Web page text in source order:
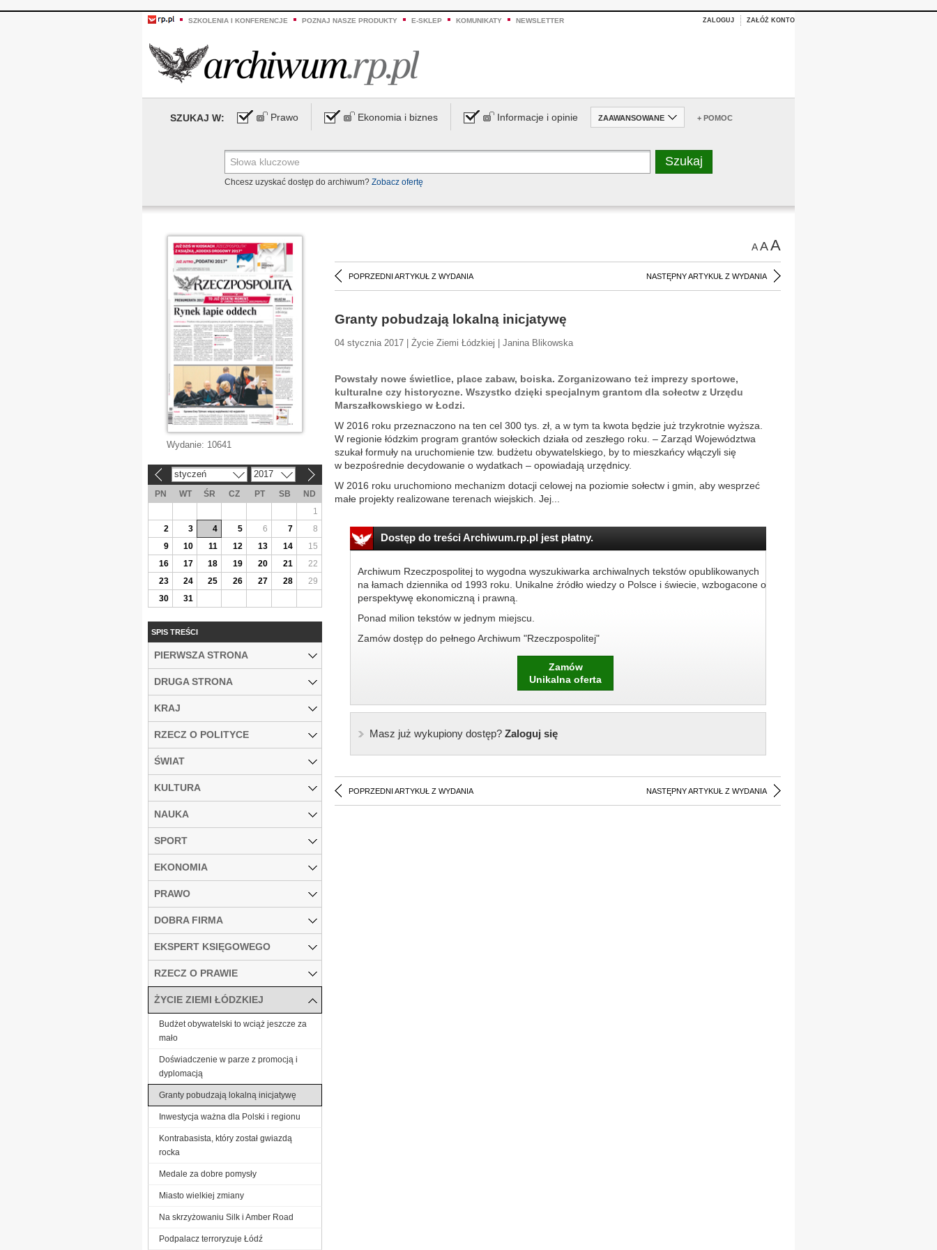
SZKOLENIA I KONFERENCJE POZNAJ NASZE PRODUKTY E-SKLEP KOMUNIKATY NEWSLETTER ZALOGUJ ZAŁÓŻ KONTO
SZUKAJ W: Prawo Ekonomia i biznes Informacje i opinie ZAAWANSOWANE + POMOC
Chcesz uzyskać dostęp do archiwum? Zobacz ofertę
AAA
POPRZEDNI ARTYKUŁ Z WYDANIA NASTĘPNY ARTYKUŁ Z WYDANIA
Granty pobudzają lokalną inicjatywę
04 stycznia 2017 | Życie Ziemi Łódzkiej | Janina Blikowska
Powstały nowe świetlice, place zabaw, boiska. Zorganizowano też imprezy sportowe,
kulturalne czy historyczne. Wszystko dzięki specjalnym grantom dla sołectw z Urzędu
Marszałkowskiego w Łodzi.
W 2016 roku przeznaczono na ten cel 300 tys. zł, a w tym ta kwota będzie już trzykrotnie wyższa.
W regionie łódzkim program grantów sołeckich działa od zeszłego roku. – Zarząd Województwa
szukał formuły na uruchomienie tzw. budżetu obywatelskiego, by to mieszkańcy włączyli się
w bezpośrednie decydowanie o wydatkach – opowiadają urzędnicy.
W 2016 roku uruchomiono mechanizm dotacji celowej na poziomie sołectw i gmin, aby wesprzeć
małe projekty realizowane terenach wiejskich. Jej...
Dostęp do treści Archiwum.rp.pl jest płatny.
Archiwum Rzeczpospolitej to wygodna wyszukiwarka archiwalnych tekstów opublikowanych
na łamach dziennika od 1993 roku. Unikalne źródło wiedzy o Polsce i świecie, wzbogacone o
perspektywę ekonomiczną i prawną.
Ponad milion tekstów w jednym miejscu.
Zamów dostęp do pełnego Archiwum "Rzeczpospolitej"
Zamów
Unikalna oferta
Masz już wykupiony dostęp?Zaloguj się
POPRZEDNI ARTYKUŁ Z WYDANIA NASTĘPNY ARTYKUŁ Z WYDANIA
Wydanie: 10641
styczeń 2017
PN WT ŚR CZ PT SB
ND
1
2
3 4 5 6 7
8
9
10 11 12 13 14
15
16
17 18 19 20 21
22
23
24 25 26 27 28
29
30
31
SPIS TREŚCI
PIERWSZA STRONA
DRUGA STRONA
KRAJ
RZECZ O POLITYCE
ŚWIAT
KULTURA
NAUKA
SPORT
EKONOMIA
PRAWO
DOBRA FIRMA
EKSPERT KSIĘGOWEGO
RZECZ O PRAWIE
ŻYCIE ZIEMI ŁÓDZKIEJ
Budżet obywatelski to wciąż jeszcze za
mało
Doświadczenie w parze z promocją i
dyplomacją
Granty pobudzają lokalną inicjatywę
Inwestycja ważna dla Polski i regionu
Kontrabasista, który został gwiazdą
rocka
Medale za dobre pomysły
Miasto wielkiej zmiany
Na skrzyżowaniu Silk i Amber Road
Podpalacz terroryzuje Łódź